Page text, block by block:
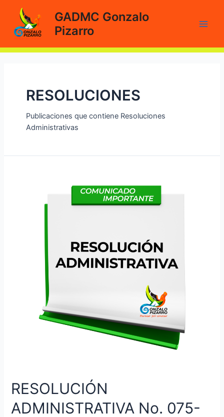
contenido
GADMC Gonzalo
Pizarro
RESOLUCIONES
Publicaciones que contiene Resoluciones
Administrativas
RESOLUCIÓN
ADMINISTRATIVA No. 075-